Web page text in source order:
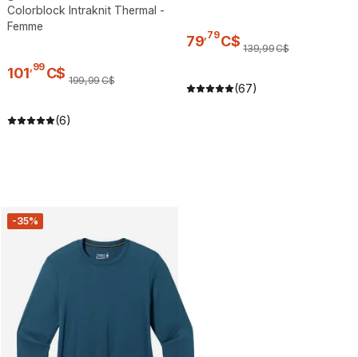
Colorblock Intraknit Thermal -
Femme
101,99 C$ 199,99C$
(6)
79,79C$ 139,99C$
(67)
-35%